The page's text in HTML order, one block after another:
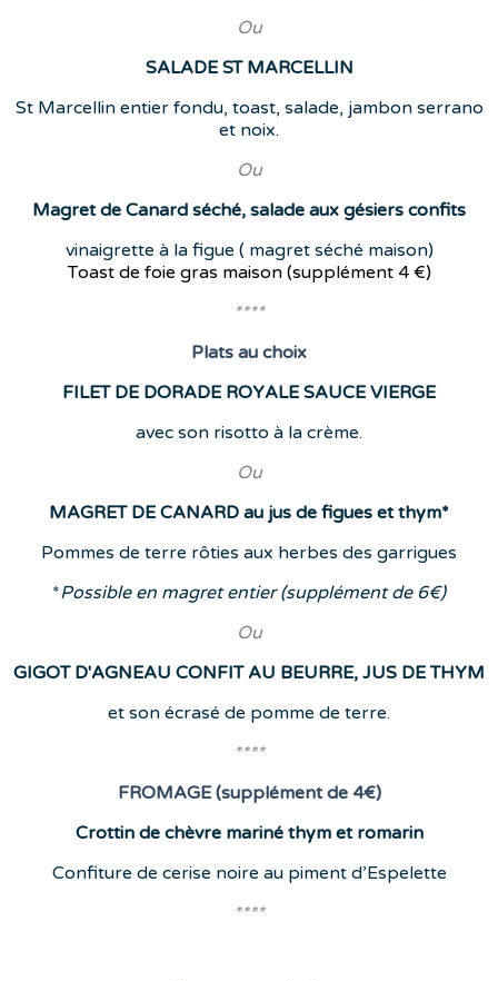
Ou
SALADE ST MARCELLIN
St Marcellin entier fondu, toast, salade, jambon serrano
et noix.
Ou
Magret de Canard séché, salade aux gésiers confits
vinaigrette à la figue ( magret séché maison)
Toast de foie gras maison (supplément 4 €)
****
Plats au choix
FILET DE DORADE ROYALE SAUCE VIERGE
avec son risotto à la crème.
Ou
MAGRET DE CANARD au jus de figues et thym*
Pommes de terre rôties aux herbes des garrigues
*Possible en magret entier (supplément de 6€)
Ou
GIGOT D'AGNEAU CONFIT AU BEURRE, JUS DE THYM
et son écrasé de pomme de terre.
****
FROMAGE (supplément de 4€)
Crottin de chèvre mariné thym et romarin
Confiture de cerise noire au piment d’Espelette
****